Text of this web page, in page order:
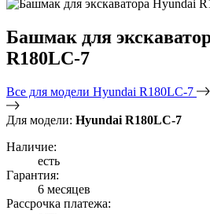
Башмак для
R180LC-7
Все для модели Hyundai R180LC-7
Для модели: Hyundai R180LC-7
Наличие:
есть
Гарантия:
6 месяцев
Рассрочка платежа: